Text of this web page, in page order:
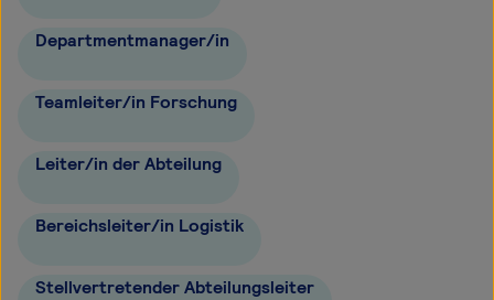
Departmentmanager/in
Teamleiter/in Forschung
Leiter/in der Abteilung
Bereichsleiter/in Logistik
Stellvertretender Abteilungsleiter